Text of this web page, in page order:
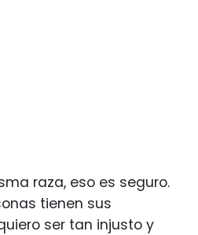
raza, eso es seguro.
tienen sus
ser tan injusto y